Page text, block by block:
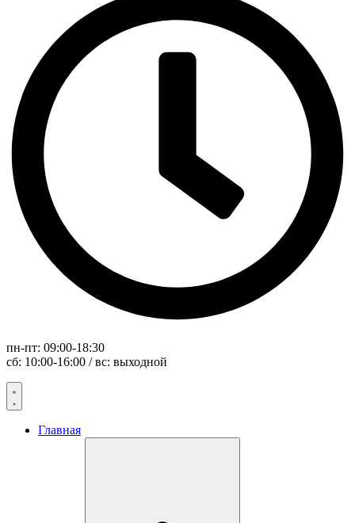
пн-пт: 09:00-18:30
сб: 10:00-16:00 / вс: выходной
Главная